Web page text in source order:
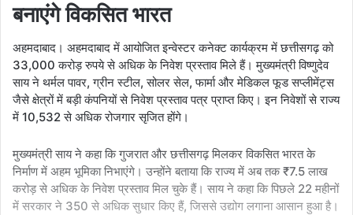
बनाएंगे विकसित भारत
अहमदाबाद। अहमदाबाद में आयोजित इन्वेस्टर कनेक्ट कार्यक्रम में छत्तीसगढ़ को
33,000 करोड़ रुपये से अधिक के निवेश प्रस्ताव मिले हैं। मुख्यमंत्री विष्णुदेव
साय ने थर्मल पावर, ग्रीन स्टील, सोलर सेल, फार्मा और मेडिकल फूड सप्लीमेंट्स
जैसे क्षेत्रों में बड़ी कंपनियों से निवेश प्रस्ताव पत्र प्राप्त किए। इन निवेशों से राज्य
में 10,532 से अधिक रोजगार सृजित होंगे।
मुख्यमंत्री साय ने कहा कि गुजरात और छत्तीसगढ़ मिलकर विकसित भारत के
निर्माण में अहम भूमिका निभाएंगे। उन्होंने बताया कि राज्य में अब तक ₹7.5 लाख
करोड़ से अधिक के निवेश प्रस्ताव मिल चुके हैं। साय ने कहा कि पिछले 22 महीनों
में सरकार ने 350 से अधिक सुधार किए हैं, जिससे उद्योग लगाना आसान हुआ है।